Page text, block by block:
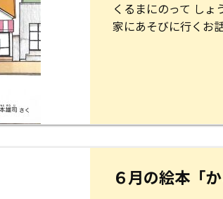
くるまにのって しょ
家にあそびに行くお
６月の絵本「